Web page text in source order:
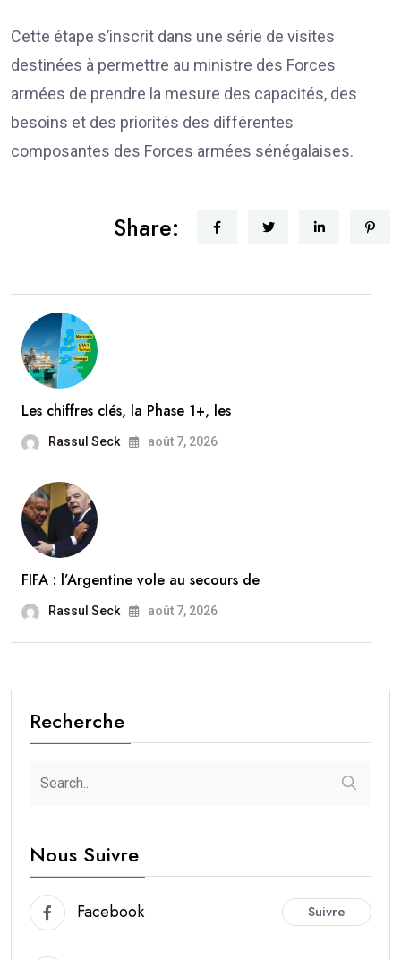
Cette étape s’inscrit dans une série de visites
destinées à permettre au ministre des Forces
armées de prendre la mesure des capacités, des
besoins et des priorités des différentes
composantes des Forces armées sénégalaises.
Share:
Les chiffres clés, la Phase 1+, les
Rassul Seck août 7, 2026
FIFA : l’Argentine vole au secours de
Rassul Seck août 7, 2026
Recherche
Nous Suivre
Facebook Suivre